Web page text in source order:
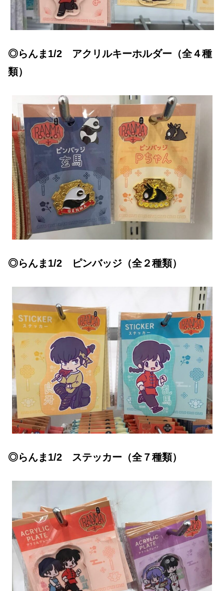
◎らんま1/2 アクリルキーホルダー（全４種
類）
◎らんま1/2 ピンバッジ（全２種類）
◎らんま1/2 ステッカー（全７種類）